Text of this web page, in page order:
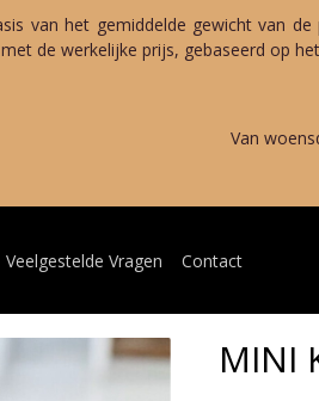
van het gemiddelde gewicht van
de werkelijke prijs, gebaseerd op
juli tot en met
op
Veelgestelde Vragen Contact
MINI